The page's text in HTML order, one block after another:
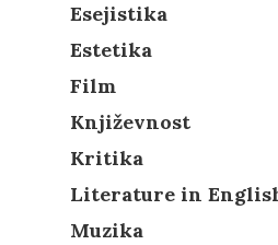
Esejistika
Estetika
Film
Književnost
Kritika
Literature in
Muzika